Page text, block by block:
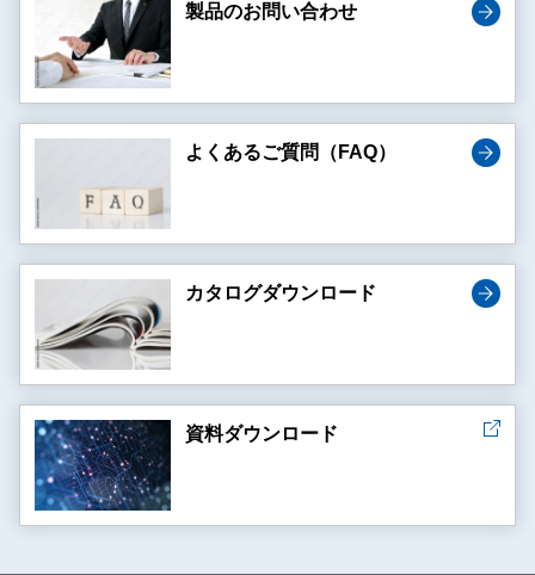
製品のお問い合わせ
よくあるご質問（FAQ）
カタログダウンロード
資料ダウンロード